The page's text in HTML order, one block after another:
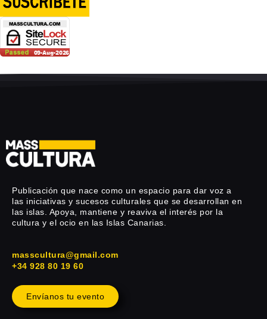
Publicación que nace como un espacio para dar voz a
las iniciativas y sucesos culturales que se desarrollan en
las islas. Apoya, mantiene y reaviva el interés por la
cultura y el ocio en las Islas Canarias.
masscultura@gmail.com
+34 928 80 19 60
Envíanos tu evento